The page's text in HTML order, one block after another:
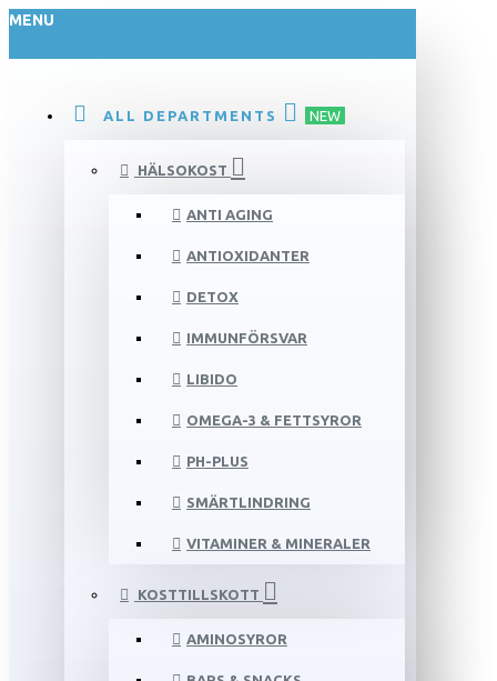
MENU
ALL DEPARTMENTS NEW
HÄLSOKOST
ANTI AGING
ANTIOXIDANTER
DETOX
IMMUNFÖRSVAR
LIBIDO
OMEGA-3 & FETTSYROR
PH-PLUS
SMÄRTLINDRING
VITAMINER & MINERALER
KOSTTILLSKOTT
AMINOSYROR